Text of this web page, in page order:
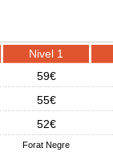
Nivel 1
59€
55€
52€
Forat Negre